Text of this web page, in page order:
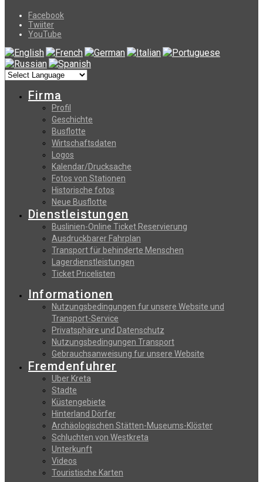
Facebook
Twiiter
YouTube
Firma
Profil
Geschichte
Busflotte
Wirtschaftsdaten
Logos
Kalendar/Drucksache
Fotos von Stationen
Historische fotos
Neue Busflotte
Dienstleistungen
Buslinien-Online Ticket Reservierung
Αusdruckbarer Fahrplan
Transport für behinderte Menschen
Lagerdienstleistungen
Ticket Pricelisten
Informationen
Nutzungsbedingungen fur unsere Website und
Transport-Service
Privatsphäre und Datenschutz
Nutzungsbedingungen Transport
Gebrauchsanweisung fur unsere Website
Fremdenfuhrer
Uber Kreta
Stadte
Küstengebiete
Hinterland Dörfer
Archäologischen Stätten-Museums-Klöster
Schluchten von Westkreta
Unterkunft
Videos
Touristische Karten